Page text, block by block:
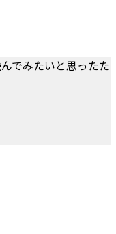
でみたいと思ったた